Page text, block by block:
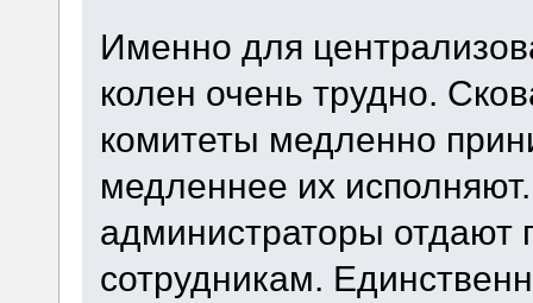
Именно для
колен очень трудно.
комитеты медленно
медленнее их
администраторы
сотрудникам.